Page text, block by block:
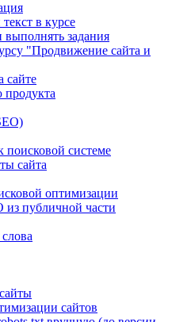
в курсе
выполнять задания
"Продвижение сайта и
сайте
продукта
поисковой системе
сайта
оптимизации
из публичной части
сайтов